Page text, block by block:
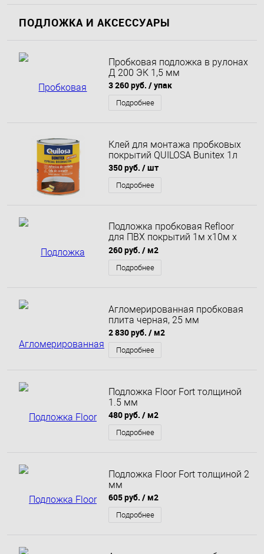
ПОДЛОЖКА И АКСЕССУАРЫ
Пробковая подложка в рулонах
Д 200 ЭК 1,5 мм
3 260 руб. / упак
Подробнее
Клей для монтажа пробковых
покрытий QUILOSA Bunitex 1л
350 руб. / шт
Подробнее
Подложка пробковая Refloor
для ПВХ покрытий 1м х10м х
1,5мм Refloor
260 руб. / м2
Подробнее
Агломерированная пробковая
плита черная, 25 мм
2 830 руб. / м2
Подробнее
Подложка Floor Fort толщиной
1.5 мм
480 руб. / м2
Подробнее
Подложка Floor Fort толщиной 2
мм
605 руб. / м2
Подробнее